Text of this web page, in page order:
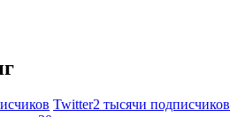
Twitter2 тысячи подписчиков